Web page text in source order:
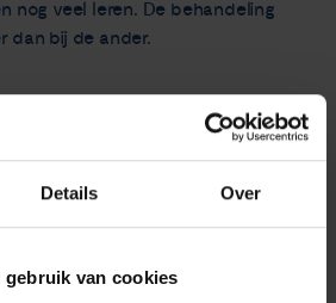
Details Over
gebruik van cookies
nog veel leren. De behandeling
dan bij de ander.
therapie? Praat er dan over met je
uitleggen wat er mogelijk is in jouw